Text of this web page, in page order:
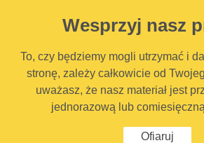
Wesprzyj nasz
To, czy będziemy mogli utrzymać i
stronę, zależy całkowicie od
uważasz, że nasz materiał jest
jednorazową lub
Ofiaruj